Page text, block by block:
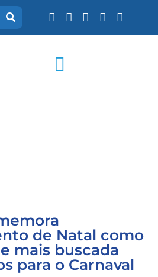
de Natal como
mais buscada
para o Carnaval